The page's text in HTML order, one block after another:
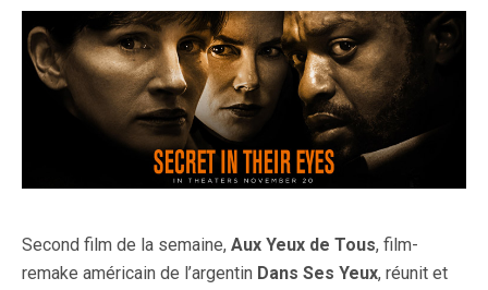
Second film de la semaine, Aux Yeux de Tous, film-
remake américain de l’argentin Dans Ses Yeux, réunit et